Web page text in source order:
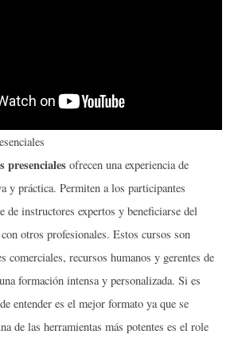
presenciales ofrecen una experiencia de
y práctica. Permiten a los participantes
de instructores expertos y beneficiarse del
otros profesionales. Estos cursos son
comerciales, recursos humanos y gerentes de
formación intensa y personalizada. Si es
entender es el mejor formato ya que se
de las herramientas más potentes es el role